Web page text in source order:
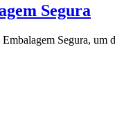
Segura
Segura, um